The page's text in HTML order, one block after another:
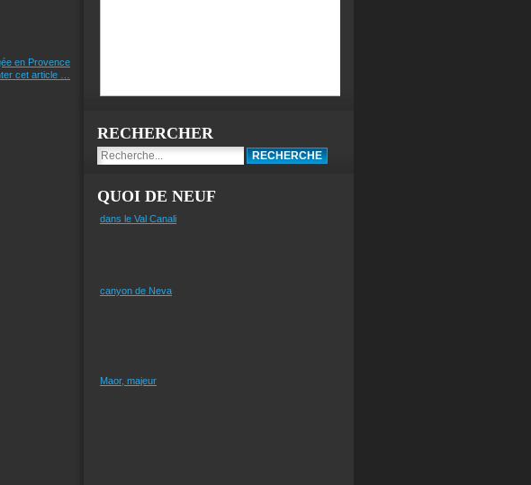
en Provence
cet article
RECHERCHER
QUOI DE NEUF
dans le Val Canali
canyon de Neva
Maor, majeur